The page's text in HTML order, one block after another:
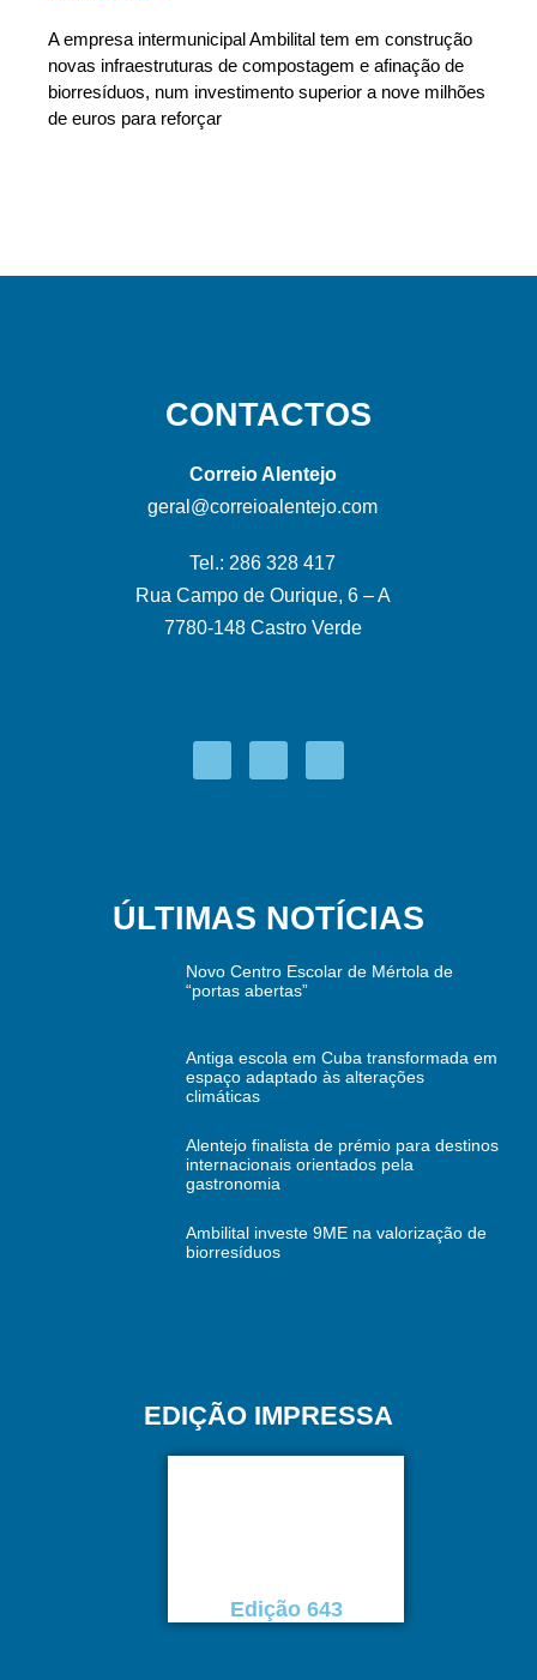
A empresa intermunicipal Ambilital tem em construção
novas infraestruturas de compostagem e afinação de
biorresíduos, num investimento superior a nove milhões
de euros para reforçar
CONTACTOS
Correio Alentejo
geral@correioalentejo.com
Tel.: 286 328 417
Rua Campo de Ourique, 6 – A
7780-148 Castro Verde
ÚLTIMAS NOTÍCIAS
Novo Centro Escolar de Mértola de
“portas abertas”
Antiga escola em Cuba transformada em
espaço adaptado às alterações
climáticas
Alentejo finalista de prémio para destinos
internacionais orientados pela
gastronomia
Ambilital investe 9ME na valorização de
biorresíduos
EDIÇÃO IMPRESSA
Edição 643